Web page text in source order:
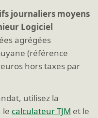
journaliers moyens
Logiciel
agrégées
(référence
hors taxes par
utilisez la
le calculateur TJM et le